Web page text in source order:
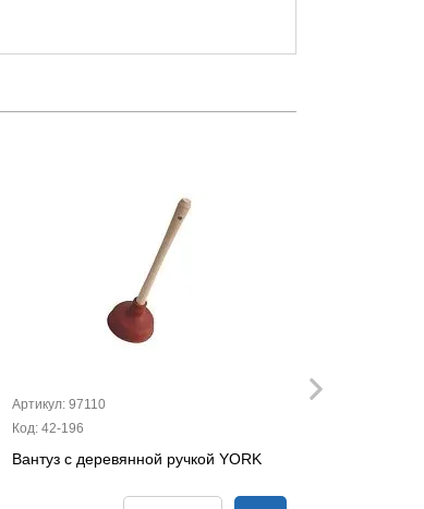
Артикул: 97110
Код: 42-196
Вантуз с деревянной ручкой YORK